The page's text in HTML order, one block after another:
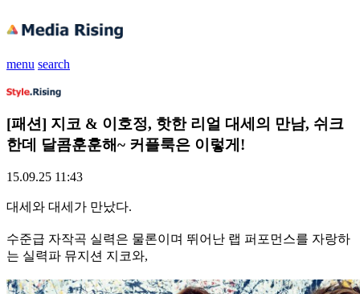
menu search
[패션] 지코 & 이호정, 핫한 리얼 대세의 만남, 쉬크
한데 달콤훈훈해~ 커플룩은 이렇게!
15.09.25 11:43
대세와 대세가 만났다.
수준급 자작곡 실력은 물론이며 뛰어난 랩 퍼포먼스를 자랑하
는 실력파 뮤지션 지코와,